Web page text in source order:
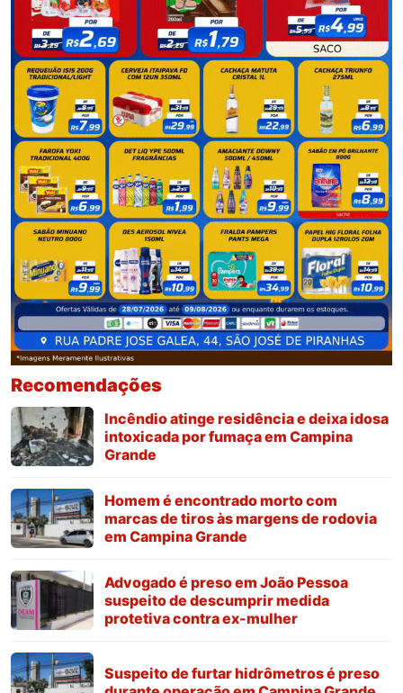
Recomendações
Incêndio atinge residência e deixa idosa
intoxicada por fumaça em Campina
Grande
Homem é encontrado morto com
marcas de tiros às margens de rodovia
em Campina Grande
Advogado é preso em João Pessoa
suspeito de descumprir medida
protetiva contra ex-mulher
Suspeito de furtar hidrômetros é preso